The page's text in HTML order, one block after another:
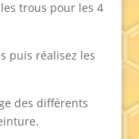
trous pour les 4
puis réalisez les
des différents